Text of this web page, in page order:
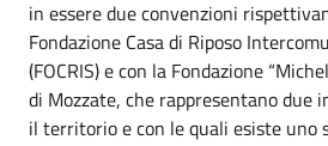
in essere due convenzioni
Fondazione Casa di Riposo
(FOCRIS) e con la Fondazione
di Mozzate, che rappresentano due
il territorio e con le quali esiste uno